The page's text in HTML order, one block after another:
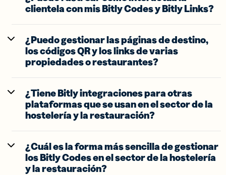
clientela con mis Bitly Codes y Bitly Links?
¿Puedo gestionar las páginas de destino,
los códigos QR y los links de varias
propiedades o restaurantes?
¿Tiene Bitly integraciones para otras
plataformas que se usan en el sector de la
hostelería y la restauración?
¿Cuál es la forma más sencilla de gestionar
los Bitly Codes en el sector de la hostelería
y la restauración?